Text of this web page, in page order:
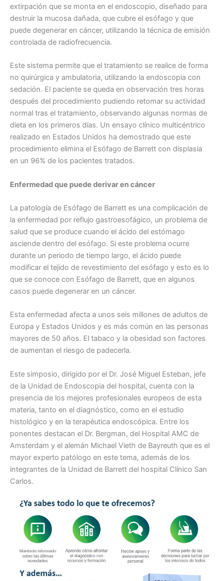
extirpación que se monta en el endoscopio, diseñado para
destruir la mucosa dañada, que cubre el esófago y que
puede degenerar en cáncer, utilizando la técnica de emisión
controlada de radiofrecuencia.
Este sistema permite que el tratamiento se realice de forma
no quirúrgica y ambulatoria, utilizando la endoscopia con
sedación. El paciente se queda en observación tres horas
después del procedimiento pudiendo retomar su actividad
normal tras el tratamiento, observando algunas normas de
dieta en los primeros días. Un ensayo clínico multicéntrico
realizado en Estados Unidos ha demostrado que este
procedimiento elimina el Esófago de Barrett con displasia
en un 96% de los pacientes tratados.
Enfermedad que puede derivar en cáncer
La patología de Esófago de Barrett es una complicación de
la enfermedad por reflujo gastroesofágico, un problema de
salud que se produce cuando el ácido del estómago
asciende dentro del esófago. Si este problema ocurre
durante un periodo de tiempo largo, el ácido puede
modificar el tejido de revestimiento del esófago y esto es lo
que se conoce con Esófago de Barrett, que en algunos
casos puede degenerar en un cáncer.
Esta enfermedad afecta a unos seis millones de adultos de
Europa y Estados Unidos y es más común en las personas
mayores de 50 años. El tabaco y la obesidad son factores
de aumentan el riesgo de padecerla.
Este simposio, dirigido por el Dr. José Miguel Esteban, jefe
de la Unidad de Endoscopia del hospital, cuenta con la
presencia de los mejores profesionales europeos de esta
materia, tanto en el diagnóstico, como en el estudio
histológico y en la terapéutica endoscópica. Entre los
ponentes destacan el Dr. Bergman, del Hospital AMC de
Amsterdam y el alemán Michael Vieth de Bayreuth que es el
mayor experto patólogo en este tema, además de los
integrantes de la Unidad de Barrett del hospital Clínico San
Carlos.